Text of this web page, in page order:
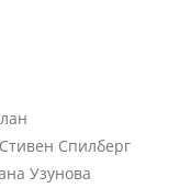
Спилберг
Узунова